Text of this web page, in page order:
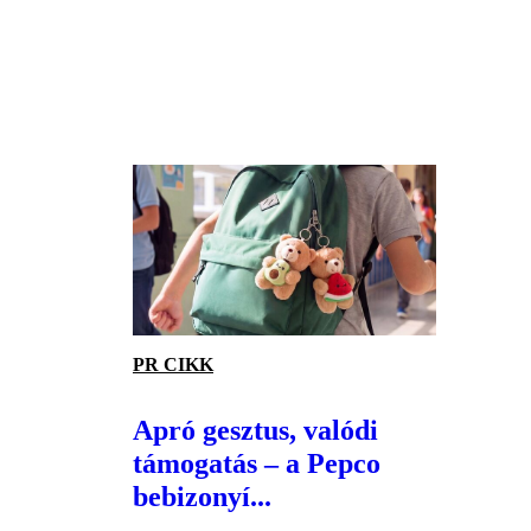
PR CIKK
Apró gesztus, valódi
támogatás – a Pepco
bebizonyí...